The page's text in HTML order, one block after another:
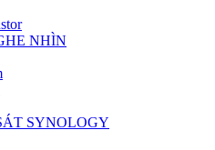
NHÌN
SYNOLOGY